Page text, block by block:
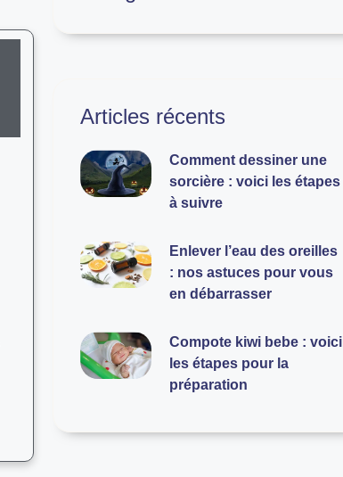
Articles récents
Comment dessiner une
sorcière : voici les étapes
à suivre
Enlever l’eau des oreilles
: nos astuces pour vous
en débarrasser
Compote kiwi bebe : voici
les étapes pour la
préparation